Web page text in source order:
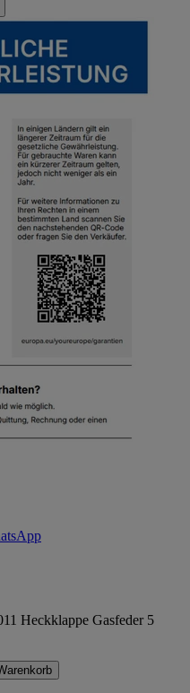
Heckklappe Gasfeder 5